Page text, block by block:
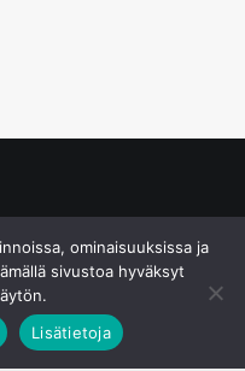
ominaisuuksissa ja
sivustoa hyväksyt
Lisätietoja